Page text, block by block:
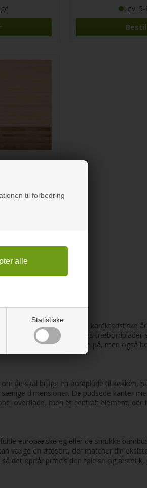
til forbedring
Statistiske
Lev.
bambus
er unik med sin egen karakteristiske
levende oprindelse. Vores træbordplader
ikke blot er smuk at se på, men også
du skal bruge en bordplade til køkken,
dimensioner. De pudsede kanter
overflade, men et centralt element, der
europæiske eg eller de smukke
vælge en træsort, der matcher din
det opnår præcis den følelse og